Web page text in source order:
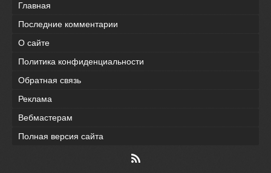
Главная
Последние комментарии
О сайте
Политика конфиденциальности
Обратная связь
Реклама
Вебмастерам
Полная версия сайта